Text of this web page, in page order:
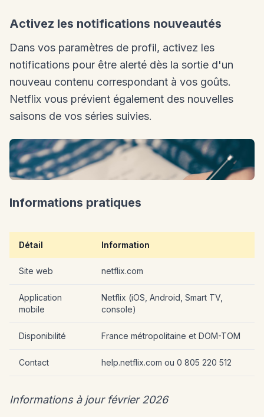
Activez les notifications nouveautés
Dans vos paramètres de profil, activez les
notifications pour être alerté dès la sortie d'un
nouveau contenu correspondant à vos goûts.
Netflix vous prévient également des nouvelles
saisons de vos séries suivies.
Informations pratiques
Détail Information
Site web netflix.com
Application
mobile
Netflix (iOS, Android, Smart TV,
console)
Disponibilité France métropolitaine et DOM-TOM
Contact help.netflix.com ou 0 805 220 512
Informations à jour février 2026